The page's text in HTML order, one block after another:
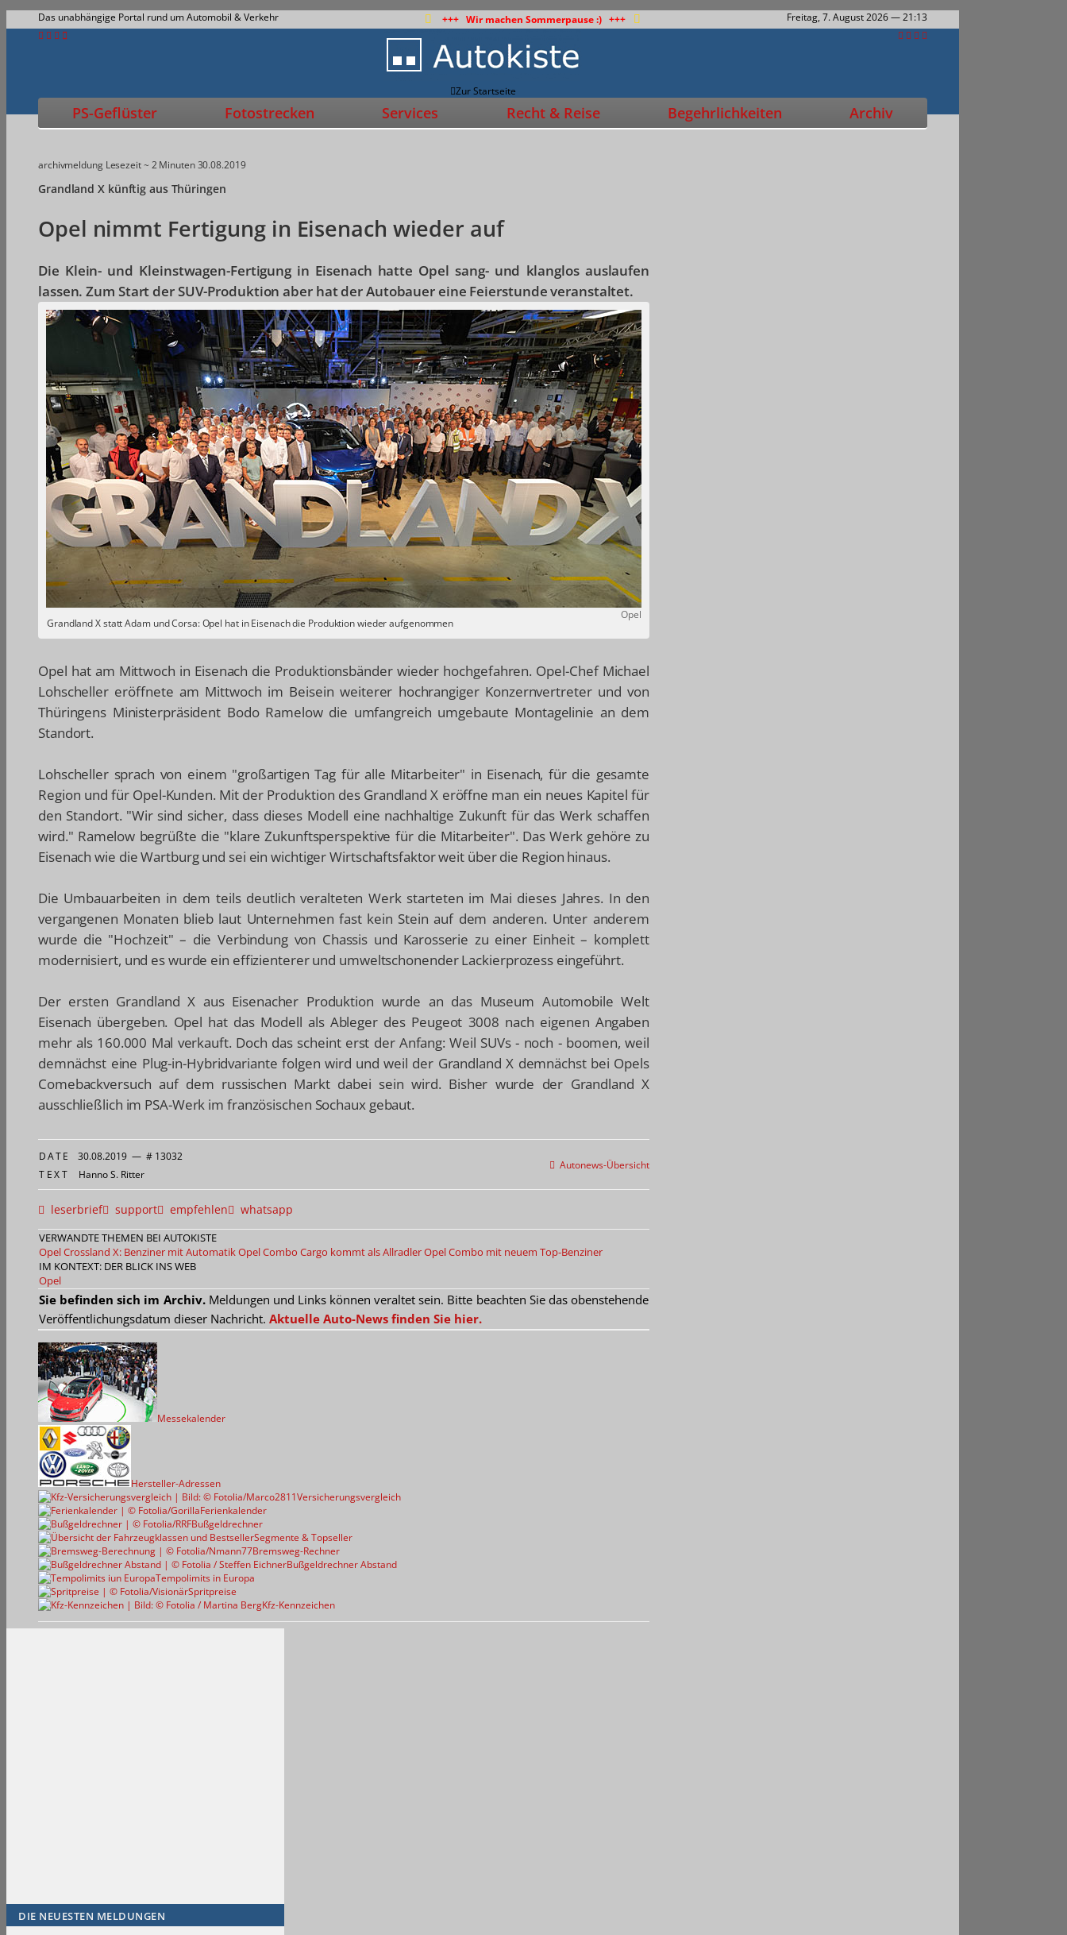
Das unabhängige Portal rund um Automobil & Verkehr +++ Wir machen Sommerpause :) +++ Freitag, 7. August 2026— 21:13
Zur Startseite
PS-Geflüster Fotostrecken Services Recht & Reise Begehrlichkeiten Archiv
archivmeldung Lesezeit ~ 2 Minuten30.08.2019
Grandland X künftig aus Thüringen
Opel nimmt Fertigung in Eisenach wieder auf
Die Klein- und Kleinstwagen-Fertigung in Eisenach hatte Opel sang- und klanglos auslaufen
lassen. Zum Start der SUV-Produktion aber hat der Autobauer eine Feierstunde veranstaltet.
Opel
Grandland X statt Adam und Corsa: Opel hat in Eisenach die Produktion wieder aufgenommen
Opel hat am Mittwoch in Eisenach die Produktionsbänder wieder hochgefahren. Opel-Chef Michael
Lohscheller eröffnete am Mittwoch im Beisein weiterer hochrangiger Konzernvertreter und von
Thüringens Ministerpräsident Bodo Ramelow die umfangreich umgebaute Montagelinie an dem
Standort.
Lohscheller sprach von einem "großartigen Tag für alle Mitarbeiter" in Eisenach, für die gesamte
Region und für Opel-Kunden. Mit der Produktion des Grandland X eröffne man ein neues Kapitel für
den Standort. "Wir sind sicher, dass dieses Modell eine nachhaltige Zukunft für das Werk schaffen
wird." Ramelow begrüßte die "klare Zukunftsperspektive für die Mitarbeiter". Das Werk gehöre zu
Eisenach wie die Wartburg und sei ein wichtiger Wirtschaftsfaktor weit über die Region hinaus.
Die Umbauarbeiten in dem teils deutlich veralteten Werk starteten im Mai dieses Jahres. In den
vergangenen Monaten blieb laut Unternehmen fast kein Stein auf dem anderen. Unter anderem
wurde die "Hochzeit" – die Verbindung von Chassis und Karosserie zu einer Einheit – komplett
modernisiert, und es wurde ein effizienterer und umweltschonender Lackierprozess eingeführt.
Der ersten Grandland X aus Eisenacher Produktion wurde an das Museum Automobile Welt
Eisenach übergeben. Opel hat das Modell als Ableger des Peugeot 3008 nach eigenen Angaben
mehr als 160.000 Mal verkauft. Doch das scheint erst der Anfang: Weil SUVs - noch - boomen, weil
demnächst eine Plug-in-Hybridvariante folgen wird und weil der Grandland X demnächst bei Opels
Comebackversuch auf dem russischen Markt dabei sein wird. Bisher wurde der Grandland X
ausschließlich im PSA-Werk im französischen Sochaux gebaut.
Autonews-Übersicht
DATE 30.08.2019 — # 13032
TEXT Hanno S. Ritter
leserbrief support empfehlen whatsapp
VERWANDTE THEMEN BEI AUTOKISTE
Opel Crossland X: Benziner mit AutomatikOpel Combo Cargo kommt als AllradlerOpel Combo mit neuem Top-Benziner
IM KONTEXT: DER BLICK INS WEB
Opel
Sie befinden sich im Archiv.Meldungen und Links können veraltet sein. Bitte beachten Sie das obenstehende
Veröffentlichungsdatum dieser Nachricht. Aktuelle Auto-News finden Sie hier.
Messekalender
Hersteller-Adressen
Versicherungsvergleich
Ferienkalender
Bußgeldrechner
Segmente & Topseller
Bremsweg-Rechner
Bußgeldrechner Abstand
Tempolimits in Europa
Spritpreise
Kfz-Kennzeichen
DIE NEUESTEN MELDUNGEN